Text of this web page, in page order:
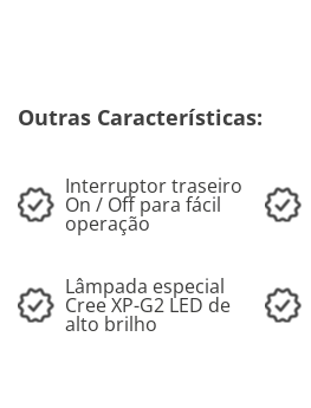
Outras Características:
Interruptor traseiro
On / Off para fácil
operação
Lâmpada especial
Cree XP-G2 LED de
alto brilho